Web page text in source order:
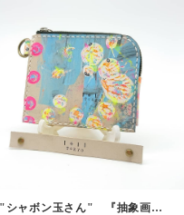
"シャボン玉さん" 『抽象画を革に！』シリーズ 持ち歩くアートを日常に！ 一点物 本革 小さいおサイフ